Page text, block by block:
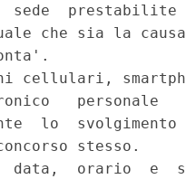
sede  prestabilite
che sia la
cellulari,
personale
lo
stesso.
data,  orario  e